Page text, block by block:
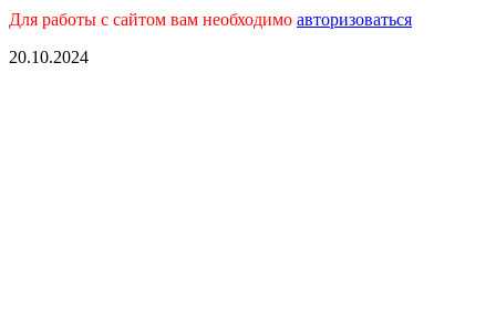
Для работы с сайтом вам необходимо авторизоваться
20.10.2024